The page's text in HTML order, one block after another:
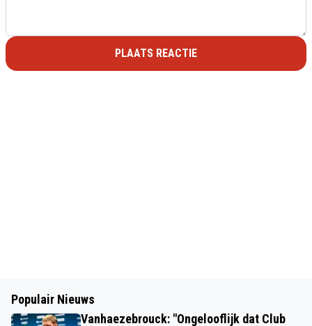
PLAATS REACTIE
Populair Nieuws
Vanhaezebrouck: "Ongelooflijk dat Club